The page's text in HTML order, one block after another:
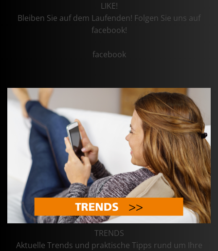
LIKE!
Bleiben Sie auf dem Laufenden! Folgen Sie uns auf
facebook!
facebook
TRENDS
Aktuelle Trends und praktische Tipps rund um Ihre